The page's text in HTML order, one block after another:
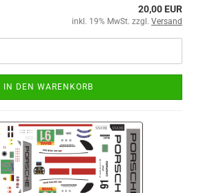
20,00 EUR
inkl. 19% MwSt. zzgl. Versand
IN DEN WARENKORB